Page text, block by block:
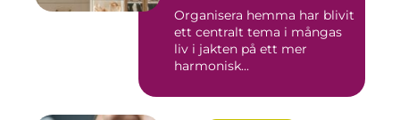
Organisera hemma har blivit
ett centralt tema i mångas
liv i jakten på ett mer
harmonisk...